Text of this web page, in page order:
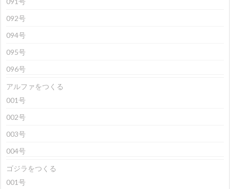
092号
094号
095号
096号
アルファをつくる
001号
002号
003号
004号
ゴジラをつくる
001号